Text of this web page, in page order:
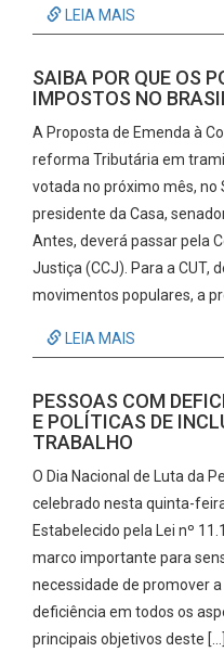
LEIA MAIS
SAIBA POR QUE OS
IMPOSTOS NO
A Proposta de Emenda à
reforma Tributária em
votada no próximo mês, no
presidente da Casa,
Antes, deverá passar pela
Justiça (CCJ). Para a CUT,
movimentos populares, a
LEIA MAIS
PESSOAS COM
E POLÍTICAS DE
TRABALHO
O Dia Nacional de Luta da
celebrado nesta quinta-
Estabelecido pela Lei nº
marco importante para
necessidade de promover
deficiência em todos os
principais objetivos deste […]